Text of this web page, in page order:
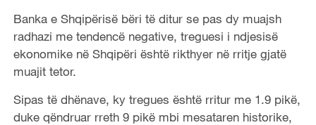
Banka e Shqipërisë bëri të ditur se pas dy muajsh
radhazi me tendencë negative, treguesi i ndjesisë
ekonomike në Shqipëri është rikthyer në rritje gjatë
muajit tetor.
Sipas të dhënave, ky tregues është rritur me 1.9 pikë,
duke qëndruar rreth 9 pikë mbi mesataren historike,